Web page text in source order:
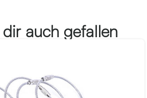
auch gefallen